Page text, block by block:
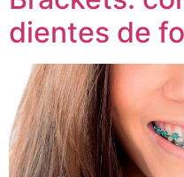
dientes de